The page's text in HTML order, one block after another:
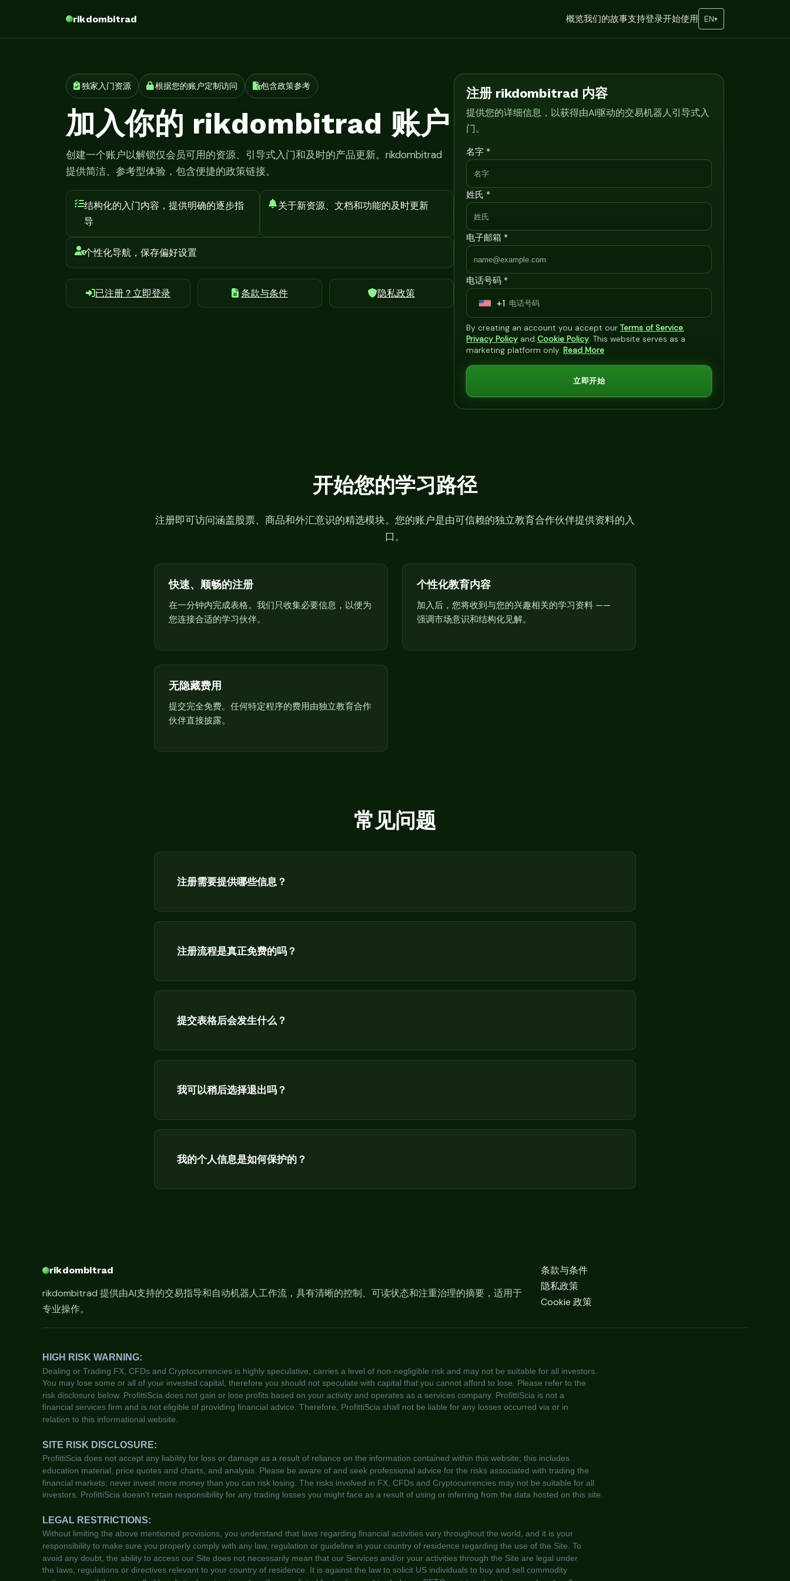
rikdombitrad 概览我们的故事支持登录开始使用 EN▾
独家入门资源 根据您的账户定制访问 包含政策参考
加入你的 rikdombitrad 账户
创建一个账户以解锁仅会员可用的资源、引导式入门和及时的产品更新。rikdombitrad
提供简洁、参考型体验，包含便捷的政策链接。
结构化的入门内容，提供明确的逐步指
导
关于新资源、文档和功能的及时更新
个性化导航，保存偏好设置
已注册？立即登录 条款与条件 隐私政策
注册 rikdombitrad 内容
提供您的详细信息，以获得由AI驱动的交易机器人引导式入
门。
名字 *
姓氏 *
电子邮箱 *
电话号码 *
U
n
i
t
1
+1
By creating an account you accept our Terms of Service,
Privacy Policy and Cookie Policy. This website serves as a
marketing platform only. Read More
立即开始
开始您的学习路径
注册即可访问涵盖股票、商品和外汇意识的精选模块。您的账户是由可信赖的独立教育合作伙伴提供资料的入
口。
快速、顺畅的注册
在一分钟内完成表格。我们只收集必要信息，以便为
您连接合适的学习伙伴。
个性化教育内容
加入后，您将收到与您的兴趣相关的学习资料 ——
强调市场意识和结构化见解。
无隐藏费用
提交完全免费。任何特定程序的费用由独立教育合作
伙伴直接披露。
常见问题
注册需要提供哪些信息？
注册流程是真正免费的吗？
提交表格后会发生什么？
我可以稍后选择退出吗？
我的个人信息是如何保护的？
rikdombitrad
rikdombitrad 提供由AI支持的交易指导和自动机器人工作流，具有清晰的控制、可读状态和注重治理的摘要，适用于
专业操作。
条款与条件
隐私政策
Cookie 政策